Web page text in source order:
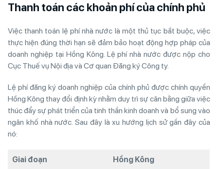
Thanh toán các khoản phí của chính phủ
Việc thanh toán lệ phí nhà nước là một thủ tục bắt buộc, việc
thực hiện đúng thời hạn sẽ đảm bảo hoạt động hợp pháp của
doanh nghiệp tại Hồng Kông. Lệ phí nhà nước được nộp cho
Cục Thuế vụ Nội địa và Cơ quan Đăng ký Công ty.
Lệ phí đăng ký doanh nghiệp của chính phủ được chính quyền
Hồng Kông thay đổi định kỳ nhằm duy trì sự cân bằng giữa việc
thúc đẩy sự phát triển của tinh thần kinh doanh và bổ sung vào
ngân khố nhà nước. Sau đây là xu hướng lịch sử gần đây của
nó:
Giai đoạn Hồng Kông